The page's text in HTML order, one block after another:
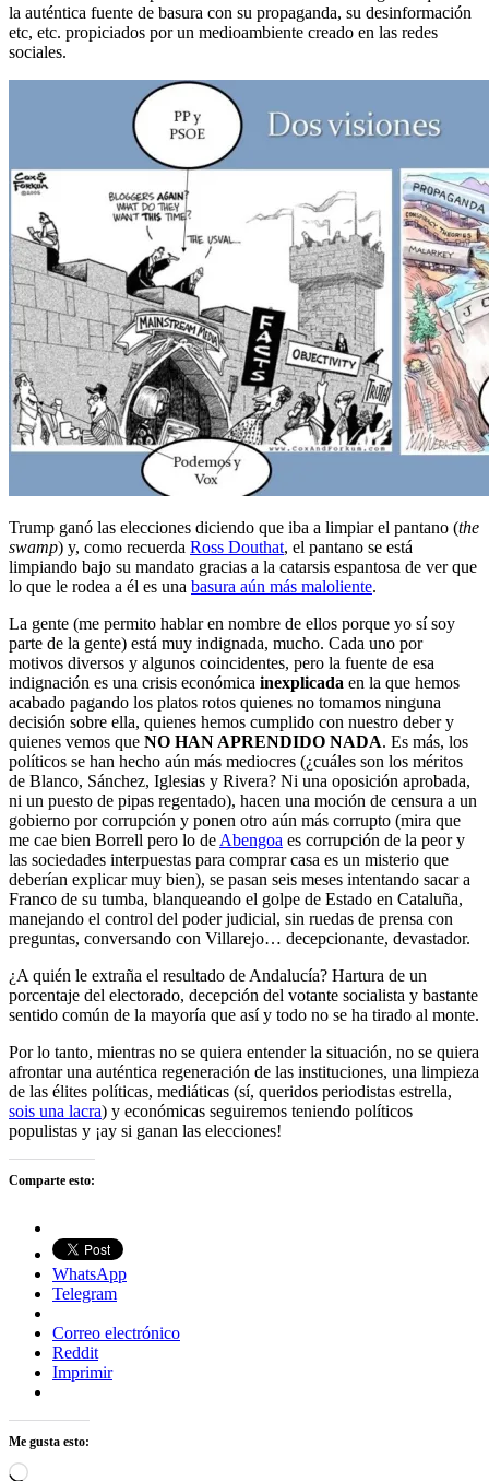
la auténtica fuente de basura con su propaganda, su desinformación
etc, etc. propiciados por un medioambiente creado en las redes
sociales.
Trump ganó las elecciones diciendo que iba a limpiar el pantano (the
swamp) y, como recuerda Ross Douthat, el pantano se está
limpiando bajo su mandato gracias a la catarsis espantosa de ver que
lo que le rodea a él es una basura aún más maloliente.
La gente (me permito hablar en nombre de ellos porque yo sí soy
parte de la gente) está muy indignada, mucho. Cada uno por
motivos diversos y algunos coincidentes, pero la fuente de esa
indignación es una crisis económica inexplicada en la que hemos
acabado pagando los platos rotos quienes no tomamos ninguna
decisión sobre ella, quienes hemos cumplido con nuestro deber y
quienes vemos que NO HAN APRENDIDO NADA. Es más, los
políticos se han hecho aún más mediocres (¿cuáles son los méritos
de Blanco, Sánchez, Iglesias y Rivera? Ni una oposición aprobada,
ni un puesto de pipas regentado), hacen una moción de censura a un
gobierno por corrupción y ponen otro aún más corrupto (mira que
me cae bien Borrell pero lo de Abengoa es corrupción de la peor y
las sociedades interpuestas para comprar casa es un misterio que
deberían explicar muy bien), se pasan seis meses intentando sacar a
Franco de su tumba, blanqueando el golpe de Estado en Cataluña,
manejando el control del poder judicial, sin ruedas de prensa con
preguntas, conversando con Villarejo… decepcionante, devastador.
¿A quién le extraña el resultado de Andalucía? Hartura de un
porcentaje del electorado, decepción del votante socialista y bastante
sentido común de la mayoría que así y todo no se ha tirado al monte.
Por lo tanto, mientras no se quiera entender la situación, no se quiera
afrontar una auténtica regeneración de las instituciones, una limpieza
de las élites políticas, mediáticas (sí, queridos periodistas estrella,
sois una lacra) y económicas seguiremos teniendo políticos
populistas y ¡ay si ganan las elecciones!
Comparte esto:
WhatsApp
Telegram
Correo electrónico
Reddit
Imprimir
Me gusta esto:
Cargando...